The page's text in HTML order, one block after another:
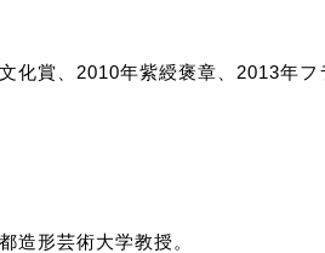
化賞、2010年紫綬褒章、2013年
造形芸術大学教授。